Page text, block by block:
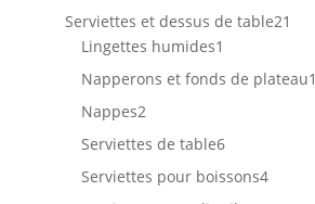
produits
Serviettes et dessus de table21
Lingettes humides1
produit
Napperons et fonds de plateau1
Nappes22
produits
Serviettes de table66
produits
Serviettes pour boissons44